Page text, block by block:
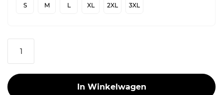
S M L XL 2XL 3XL
In Winkelwagen